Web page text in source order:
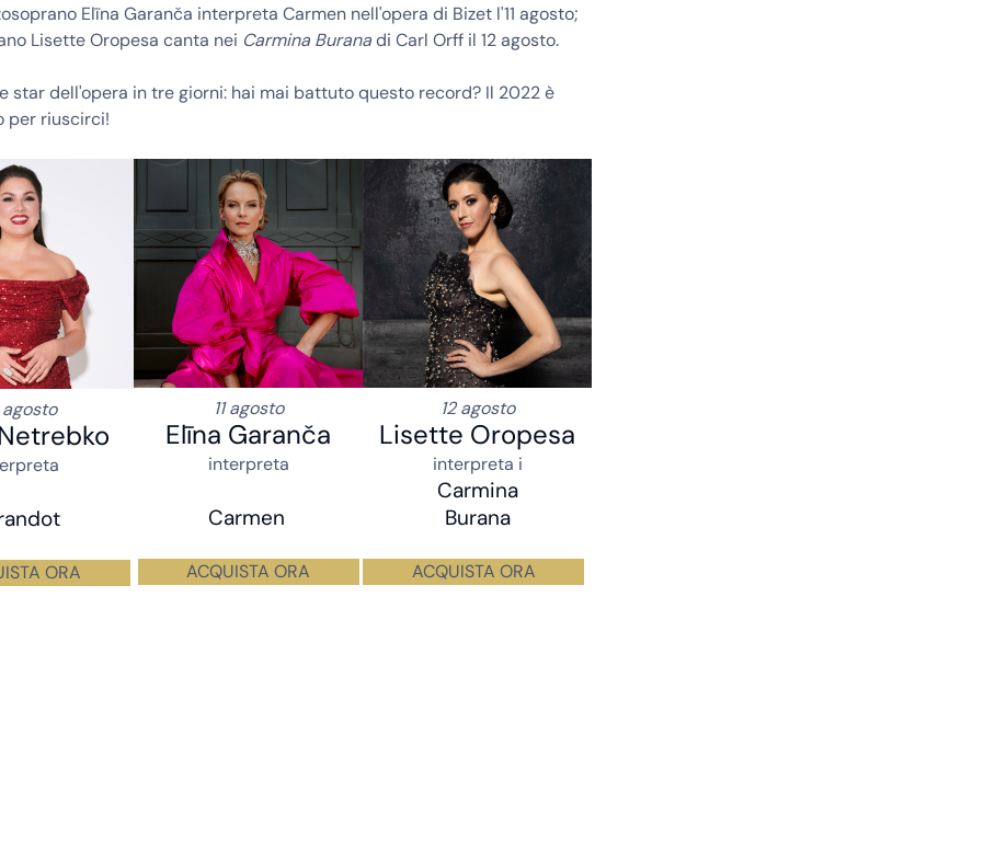
Elīna Garanča interpreta Carmen nell'opera di Bizet l'11 agosto;
Lisette Oropesa canta nei Carmina Buranadi Carl Orff il 12 agosto.
star dell'opera in tre giorni: hai mai battuto questo record? Il 2022 è
per riuscirci!
agosto
ORA
11 agosto
Elīna Garanča
interpreta
Carmen
ACQUISTA ORA
12 agosto
Lisette Oropesa
interpreta i
Carmina
Burana
ACQUISTA ORA